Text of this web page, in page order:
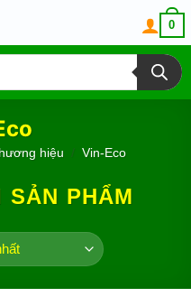
0
hiệu Vin-Eco
SẢN PHẨM